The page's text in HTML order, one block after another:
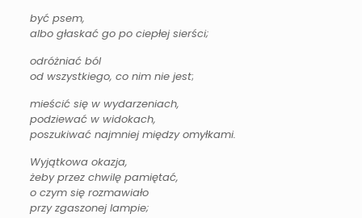
być psem,
albo głaskać go po ciepłej sierści;
odróżniać ból
od wszystkiego, co nim nie jest;
mieścić się w wydarzeniach,
podziewać w widokach,
poszukiwać najmniej między omyłkami.
Wyjątkowa okazja,
żeby przez chwilę pamiętać,
o czym się rozmawiało
przy zgaszonej lampie;